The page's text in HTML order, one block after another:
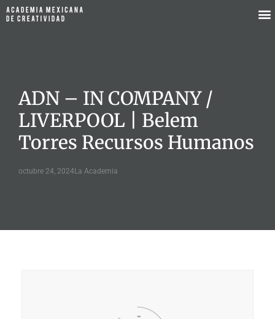
ADN – IN COMPANY /
LIVERPOOL | Belem
Torres Recursos Humanos
octubre 24, 2024La Academia